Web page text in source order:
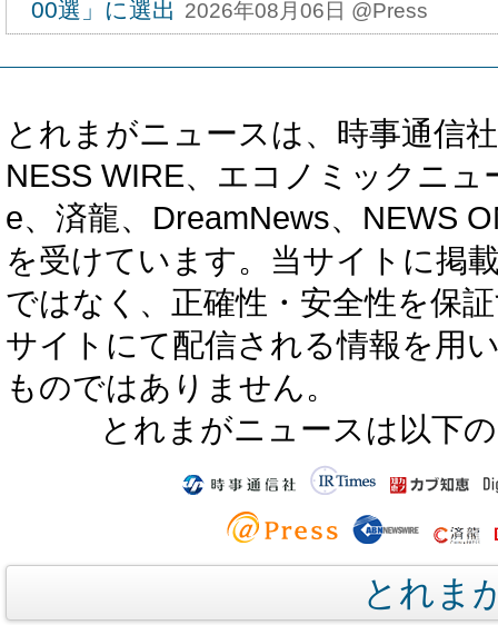
00選」に選出 2026年08月06日 @Press
とれまがニュースは、時事通信
NESS WIRE、エコノミックニ
e、済龍、DreamNews、NEWS
を受けています。当サイトに掲
ではなく、正確性・安全性を保
サイトにて配信される情報を用
ものではありません。
とれまがニュースは以下
とれま